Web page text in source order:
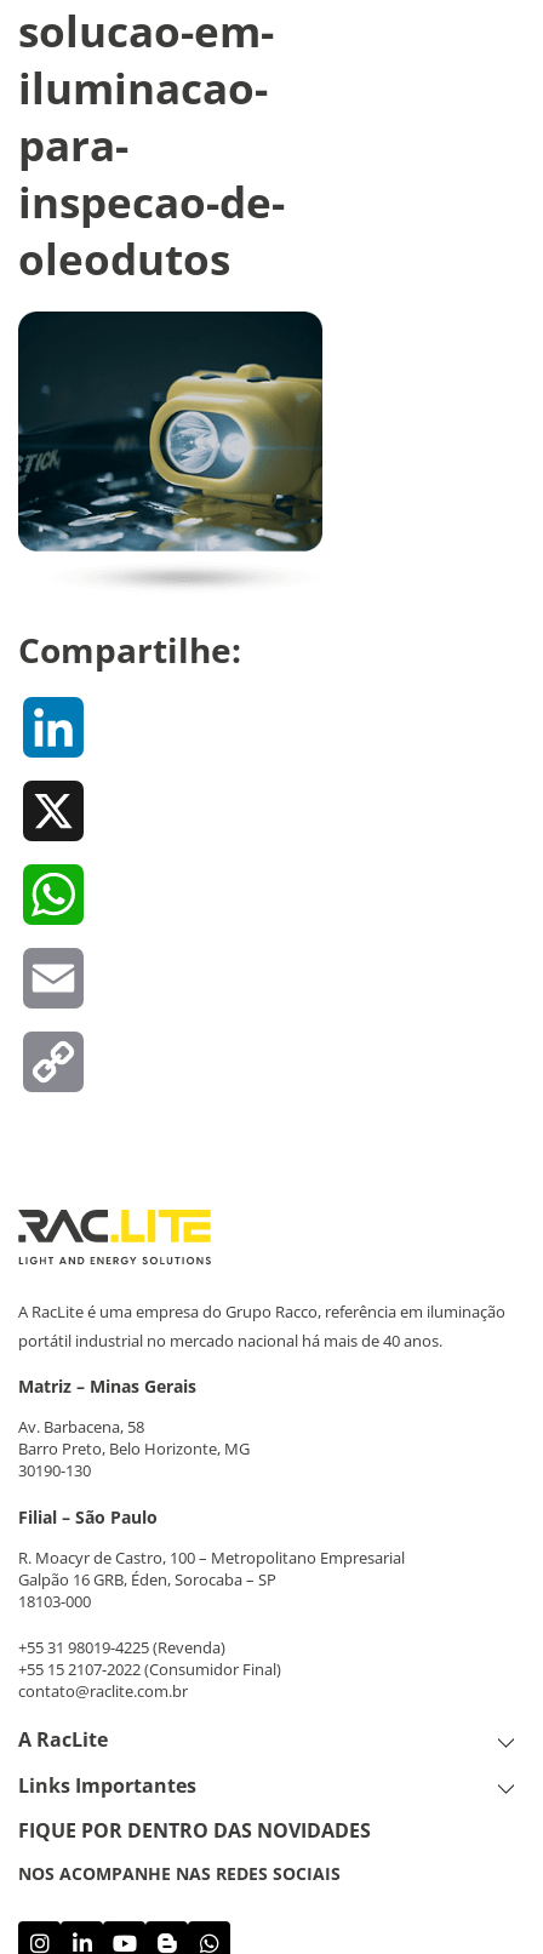
solucao-em-
iluminacao-
para-
inspecao-de-
oleodutos
Compartilhe:
A RacLite é uma empresa do Grupo Racco, referência em iluminação
portátil industrial no mercado nacional há mais de 40 anos.
Matriz – Minas Gerais
Av. Barbacena, 58
Barro Preto, Belo Horizonte, MG
30190-130
Filial – São Paulo
R. Moacyr de Castro, 100 – Metropolitano Empresarial
Galpão 16 GRB, Éden, Sorocaba – SP
18103-000
+55 31 98019-4225(Revenda)
+55 15 2107-2022(Consumidor Final)
contato@raclite.com.br
A RacLite
Links Importantes
FIQUE POR DENTRO DAS NOVIDADES
NOS ACOMPANHE NAS REDES SOCIAIS